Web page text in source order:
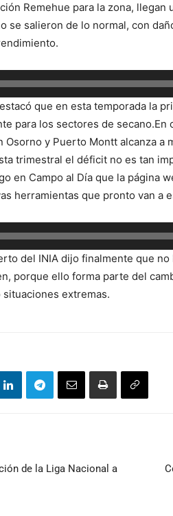
Remehue para la zona,
se salieron de lo normal, con
que en esta temporada la
para los sectores de
y Puerto Montt alcanza a
trimestral el déficit no es tan
en Campo al Día que la página
herramientas que pronto van a
del INIA dijo finalmente que
porque ello forma parte del
extremas.
de la Liga Nacional a